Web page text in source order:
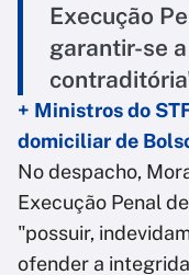
Execução
garantir-se
+ Ministros do
domiciliar de
No despacho,
Execução Penal
"possuir,
ofender a